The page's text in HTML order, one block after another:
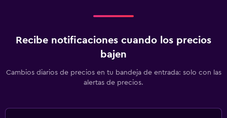
Recibe notificaciones cuando los precios
bajen
Cambios diarios de precios en tu bandeja de entrada: solo con las
alertas de precios.